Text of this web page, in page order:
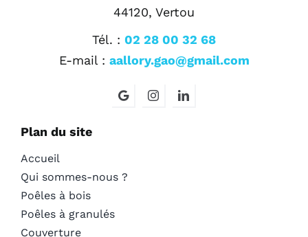
Plan du site
Accueil
Qui sommes-nous ?
Poêles à bois
Poêles à granulés
Couverture
44120, Vertou
Tél. : 02 28 00 32 68
E-mail : aallory.gao@gmail.com